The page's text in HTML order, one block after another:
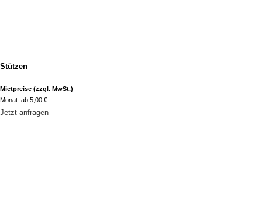
Stützen
Mietpreise (zzgl. MwSt.)
Monat: ab 5,00 €
Jetzt anfragen